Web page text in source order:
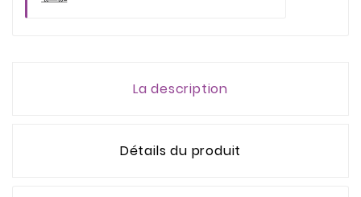
La description
Détails du produit